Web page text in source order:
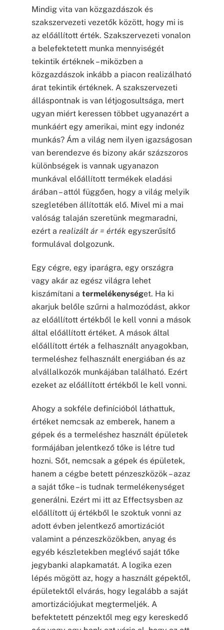
Mindig vita van közgazdászok és
szakszervezeti vezetők között, hogy mi is
az előállított érték. Szakszervezeti vonalon
a belefektetett munka mennyiségét
tekintik értéknek – miközben a
közgazdászok inkább a piacon realizálható
árat tekintik értéknek. A szakszervezeti
álláspontnak is van létjogosultsága, mert
ugyan miért keressen többet ugyanazért a
munkáért egy amerikai, mint egy indonéz
munkás? Ám a világ nem ilyen igazságosan
van berendezve és bizony akár százszoros
különbségek is vannak ugyanazon
munkával előállított termékek eladási
árában – attól függően, hogy a világ melyik
szegletében állították elő. Mivel mi a mai
valóság talaján szeretünk megmaradni,
ezért a realizált ár = érték egyszerűsítő
formulával dolgozunk.
Egy cégre, egy iparágra, egy országra
vagy akár az egész világra lehet
kiszámítani a termelékenységet. Ha ki
akarjuk belőle szűrni a halmozódást, akkor
az előállított értékből le kell vonni a mások
által előállított értéket. A mások által
előállított érték a felhasznált anyagokban,
termeléshez felhasznált energiában és az
alvállalkozók munkájában található. Ezért
ezeket az előállított értékből le kell vonni.
Ahogy a sokféle definícióból láthattuk,
értéket nemcsak az emberek, hanem a
gépek és a termeléshez használt épületek
formájában jelentkező tőke is létre tud
hozni. Sőt, nemcsak a gépek és épületek,
hanem a cégbe betett pénzeszközök – azaz
a saját tőke – is tudnak termelékenységet
generálni. Ezért mi itt az Effectsysben az
előállított új értékből le szoktuk vonni az
adott évben jelentkező amortizációt
valamint a pénzeszközökben, anyag és
egyéb készletekben meglévő saját tőke
jegybanki alapkamatát. A logika ezen
lépés mögött az, hogy a használt gépektől,
épületektől elvárás, hogy legalább a saját
amortizációjukat megtermeljék. A
befektetett pénzektől meg egy kereskedő